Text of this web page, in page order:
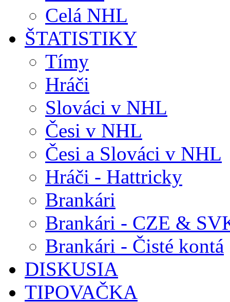
Celá NHL
ŠTATISTIKY
Tímy
Hráči
Slováci v NHL
Česi v NHL
Česi a Slováci v NHL
Hráči - Hattricky
Brankári
Brankári - CZE &
Brankári - Čisté kontá
DISKUSIA
TIPOVAČKA